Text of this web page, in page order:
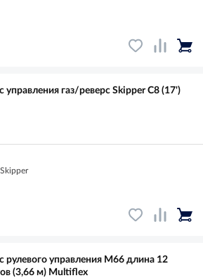
управления газ/реверс Skipper C8 (17')
рулевого управления M66 длина 12
(3,66 м) Multiflex